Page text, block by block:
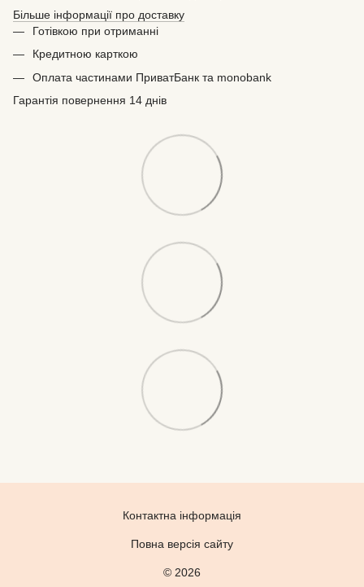
Більше інформації про доставку
Готівкою при отриманні
Кредитною карткою
Оплата частинами ПриватБанк та monobank
Гарантія повернення 14 днів
Контактна інформація
Повна версія сайту
© 2026